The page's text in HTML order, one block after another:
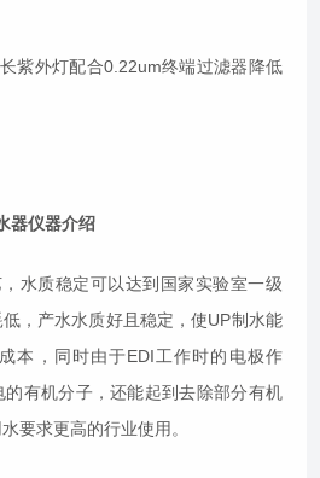
紫外灯配合0.22um终端过滤器降低
器仪器介绍
水质稳定可以达到国家实验室一级
，产水水质好且稳定，使UP制水能
本，同时由于EDI工作时的电极作
的有机分子，还能起到去除部分有机
要求更高的行业使用。